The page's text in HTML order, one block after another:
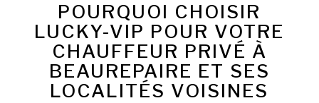
POURQUOI CHOISIR
LUCKY-VIP POUR VOTRE
CHAUFFEUR PRIVÉ À
BEAUREPAIRE ET SES
LOCALITÉS VOISINES